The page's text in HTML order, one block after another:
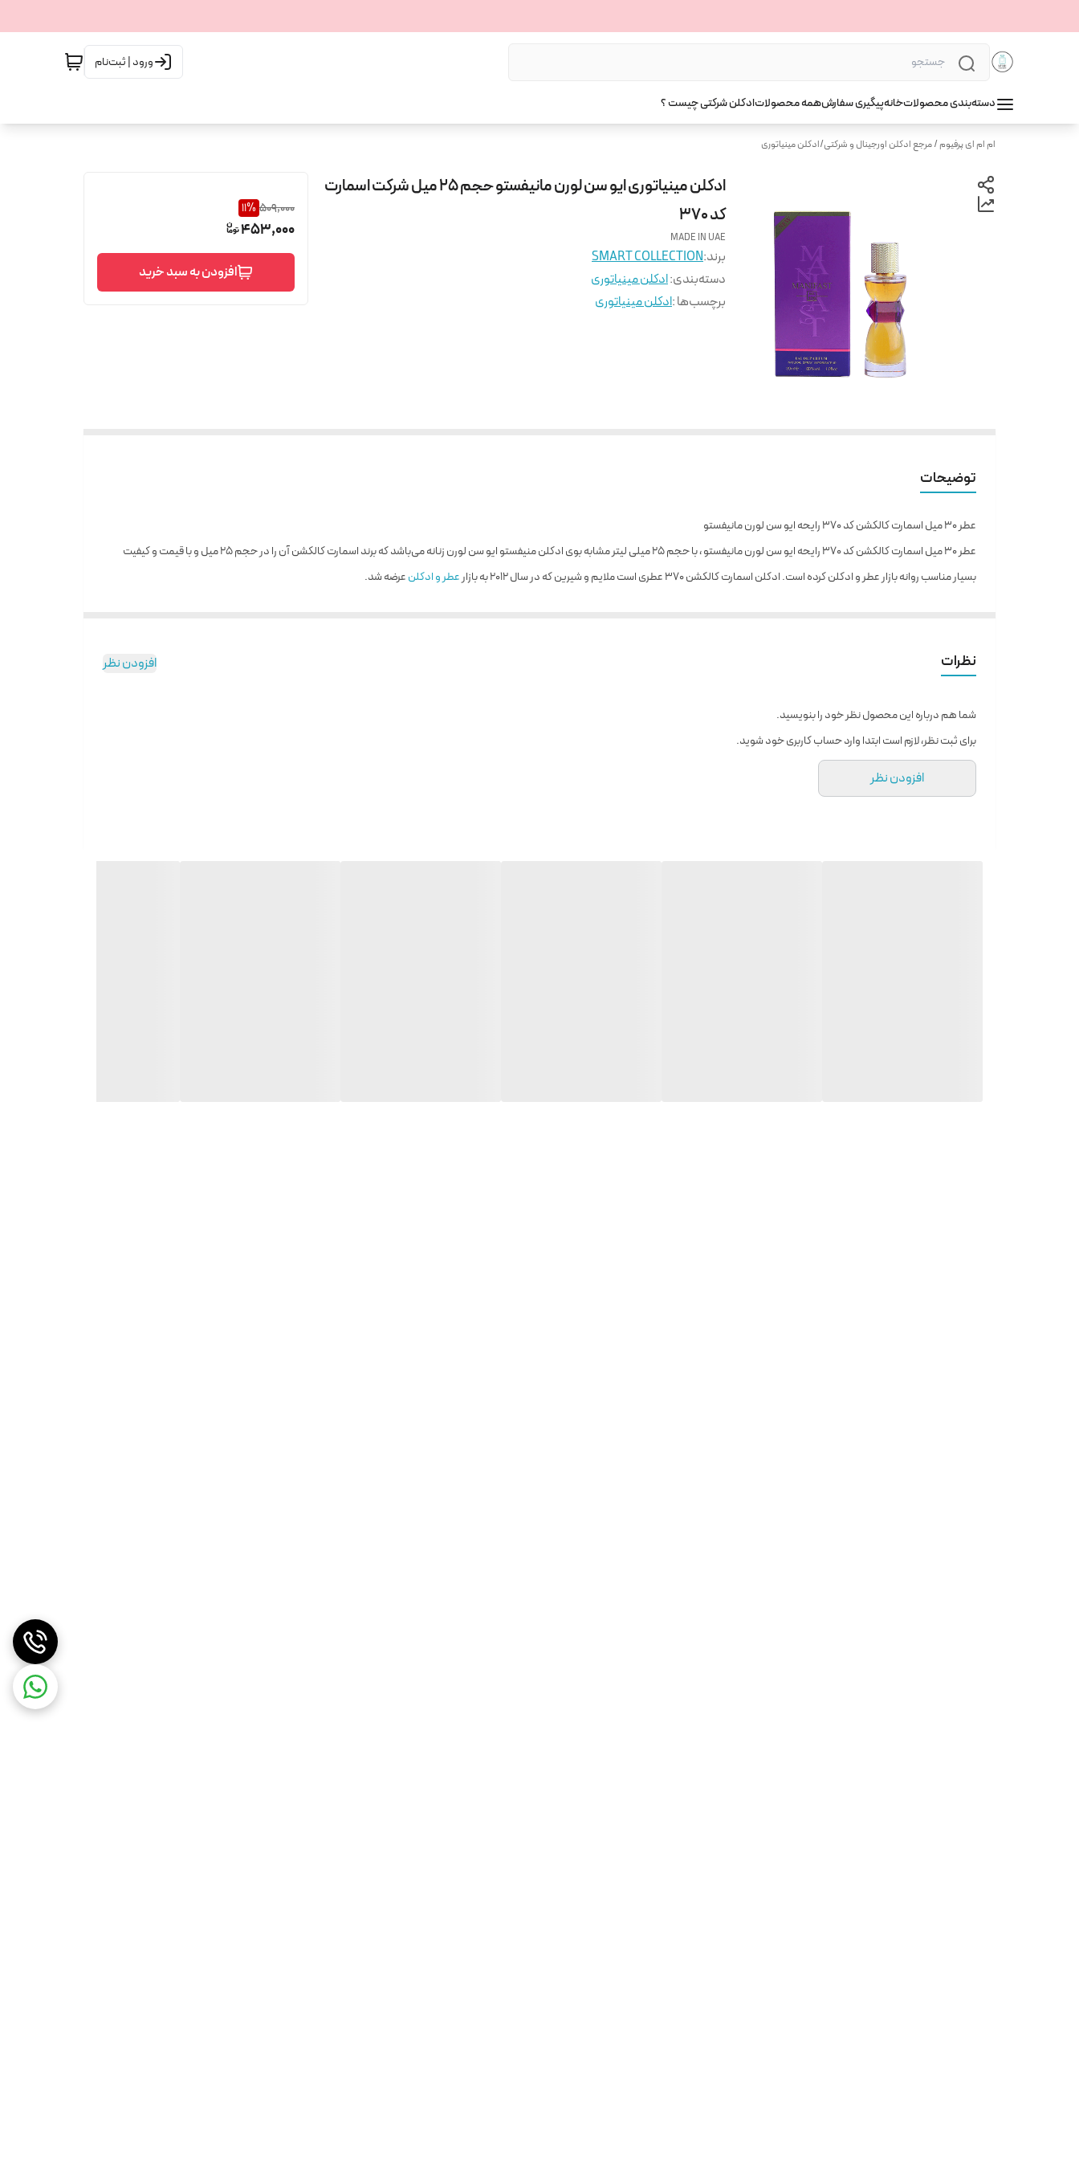
ورود | ثبت‌نام
دسته‌بندی محصولاتخانهپیگیری سفارشهمه محصولاتادکلن شرکتی چیست ؟
ام ام ای پرفیوم / مرجع ادکلن اورجینال و شرکتی/ادکلن مینیاتوری
ادکلن مینیاتوری ایو سن لورن مانیفستو حجم 25 میل شرکت اسمارت
کد 370
MADE IN UAE
برند:SMART COLLECTION
دسته‌بندی:ادکلن مینیاتوری
برچسب‌ها :ادکلن مینیاتوری
509,000
11%
453,000
افزودن به سبد خرید
توضیحات
عطر ۳۰ میل اسمارت کالکشن کد ۳۷۰ رایحه ایو سن لورن مانیفستو
عطر ۳۰ میل اسمارت کالکشن کد ۳۷۰ رایحه ایو سن لورن مانیفستو ، با حجم ۲۵ میلی لیتر مشابه بوی ادکلن منیفستو ایو سن لورن زنانه می‌باشد که برند اسمارت کالکشن آن را در حجم ۲۵ میل و با قیمت و کیفیت
بسیار مناسب روانه بازار عطر و ادکلن کرده است. ادکلن اسمارت کالکشن ۳۷۰ عطری است ملایم و شیرین که در سال ۲۰۱۲ به بازار
عطر و ادکلنعرضه شد.
خواهند داد. پس از مدتی نت‌ های میانی ، یعنی گل برف و یاس از راه می ‌رسند و تعادل مناسبی را برقرار می ‌سازند. پس از مدتی طولانی هم نت‌ های پایانی که از وانیل و دانه تونکا تشکیل ‌شده ‌اند، از راه می ‌رسند و این
ترکیب دل چسب را کامل می ‌سازند. با نگاه کردن به شیشه ‌ی عطر اسمارت ۳۷۰ متوجه طراحی خاص و نو آورانه‌ی آن خواهید شد.
رایحه میانی : سوسن ، گل یاس
رایحه پایه : سدر ، چوب صندل ، وانیل ، لوبیا تونکا
نظرات افزودن نظر
شما هم درباره این محصول نظر خود را بنویسید.
برای ثبت نظر، لازم است ابتدا وارد حساب کاربری خود شوید.
افزودن نظر